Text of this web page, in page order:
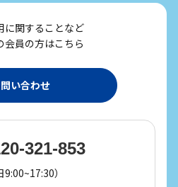
に関することなど
会員の方はこちら
い合わせ
321-853
9:00~17:30）